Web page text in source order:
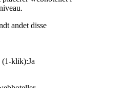
andet disse
klik):Ja